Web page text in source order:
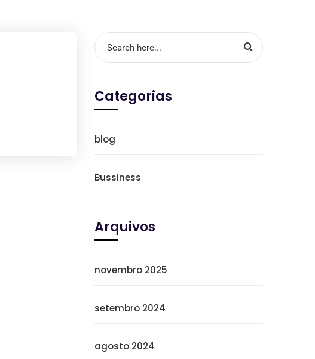
Categorias
blog
Bussiness
Arquivos
novembro 2025
setembro 2024
agosto 2024